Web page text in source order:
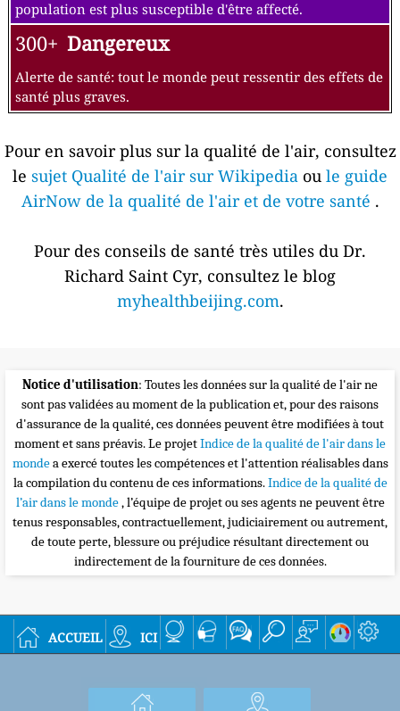
population est plus susceptible d'être affecté.
300+ Dangereux
Alerte de santé: tout le monde peut ressentir des effets de
santé plus graves.
Pour en savoir plus sur la qualité de l'air, consultez
le sujet Qualité de l'air sur Wikipedia ou le guide
AirNow de la qualité de l'air et de votre santé .
Pour des conseils de santé très utiles du Dr.
Richard Saint Cyr, consultez le blog
myhealthbeijing.com.
Notice d'utilisation: Toutes les données sur la qualité de l'air ne
sont pas validées au moment de la publication et, pour des raisons
d'assurance de la qualité, ces données peuvent être modifiées à tout
moment et sans préavis. Le projetIndice de la qualité de l'air dans le
mondea exercé toutes les compétences et l'attention réalisables dans
la compilation du contenu de ces informations.Indice de la qualité de
l’air dans le monde, l’équipe de projet ou ses agents ne peuvent être
tenus responsables, contractuellement, judiciairement ou autrement,
de toute perte, blessure ou préjudice résultant directement ou
indirectement de la fourniture de ces données.
accueil ici